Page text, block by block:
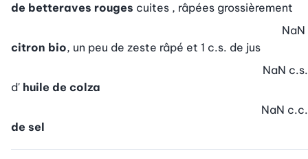
de betteraves rouges cuites , râpées grossièrement
citron bio, un peu de zeste râpé et 1 c.s. de jus
NaN
d' huile de colza
NaN c.s.
de sel
NaN c.c.